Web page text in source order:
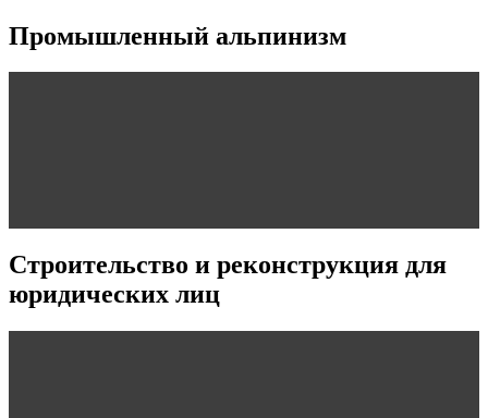
Промышленный альпинизм
Строительство и реконструкция для
юридических лиц